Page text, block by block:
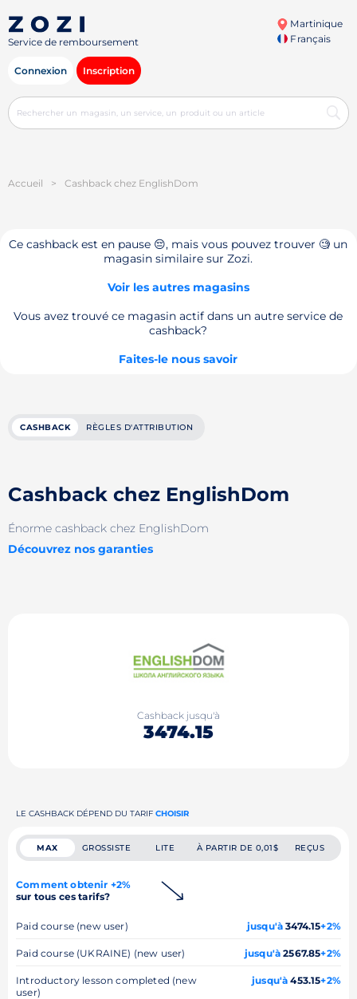
Service de remboursement
Martinique
Français
Connexion Inscription
Accueil > Cashback chez EnglishDom
Ce cashback est en pause 😔, mais vous pouvez trouver 🧐 un
magasin similaire sur Zozi.
Voir les autres magasins
Vous avez trouvé ce magasin actif dans un autre service de
cashback?
Faites-le nous savoir
CASHBACK RÈGLES D'ATTRIBUTION
Cashback chez EnglishDom
Énorme cashback chez EnglishDom
Découvrez nos garanties
Cashback jusqu'à
3474.15
LE CASHBACK DÉPEND DU TARIF CHOISIR
MAX GROSSISTE LITE À PARTIR DE 0,01$ REÇUS
Comment obtenir +2%
sur tous ces tarifs?
Paid course (new user) jusqu'à 3474.15+2%
Paid course (UKRAINE) (new user) jusqu'à 2567.85+2%
Introductory lesson completed (new
user)
jusqu'à 453.15+2%